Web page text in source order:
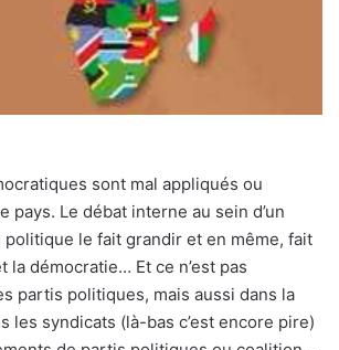
sont mal appliqués ou
pays. Le débat interne au sein d’un
le fait grandir et en même, fait
la démocratie… Et ce n’est pas
partis politiques, mais aussi dans la
les syndicats (là-bas c’est encore pire)